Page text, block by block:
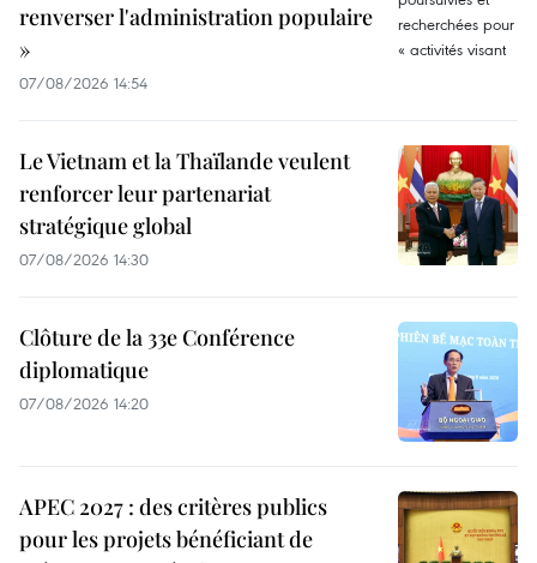
renverser l'administration populaire
»
07/08/2026 14:54
Le Vietnam et la Thaïlande veulent
renforcer leur partenariat
stratégique global
07/08/2026 14:30
Clôture de la 33e Conférence
diplomatique
07/08/2026 14:20
APEC 2027 : des critères publics
pour les projets bénéficiant de